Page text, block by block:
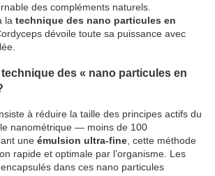
des compléments naturels.
la technique des nano particules en
dévoile toute sa puissance avec
technique des « nano particules en
à réduire la taille des principes actifs du
nanométrique — moins de 100
une émulsion ultra-fine , cette méthode
rapide et optimale par l’organisme. Les
dans ces nano particules